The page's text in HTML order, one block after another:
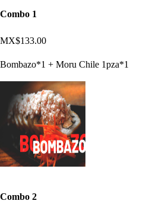
Combo 1
MX$133.00
Bombazo*1 + Moru Chile 1pza*1
Combo 2